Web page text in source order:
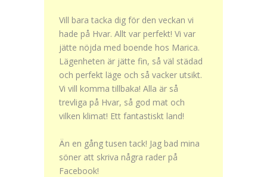
Vill bara tacka dig för den veckan vi
hade på Hvar. Allt var perfekt! Vi var
jätte nöjda med boende hos Marica.
Lägenheten är jätte fin, så väl städad
och perfekt läge och så vacker utsikt.
Vi vill komma tillbaka! Alla är så
trevliga på Hvar, så god mat och
vilken klimat! Ett fantastiskt land!
Än en gång tusen tack! Jag bad mina
söner att skriva några rader på
Facebook!